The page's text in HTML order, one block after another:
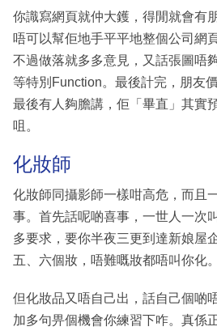
你識寫網頁就仲大鑊，得閒就會有
唔可以幫佢地手平平地整個公司網
不過做落就多多意見，又話張圖唔
等特別Function。最後計完，朋友
最後有人夠膽講，佢「畢直」其實
咀。
化妝師
化妝師同攝影師一樣咁高危，而且
事。首先話呢啲喜事，一世人一次
多要求，要你半夜三更到達新娘屋
五、六個妝，唔難嘅妝都唔叫你化。
但化妝品又唔自己出，話自己個啲
加多句畀個機會你練習下咋。真係